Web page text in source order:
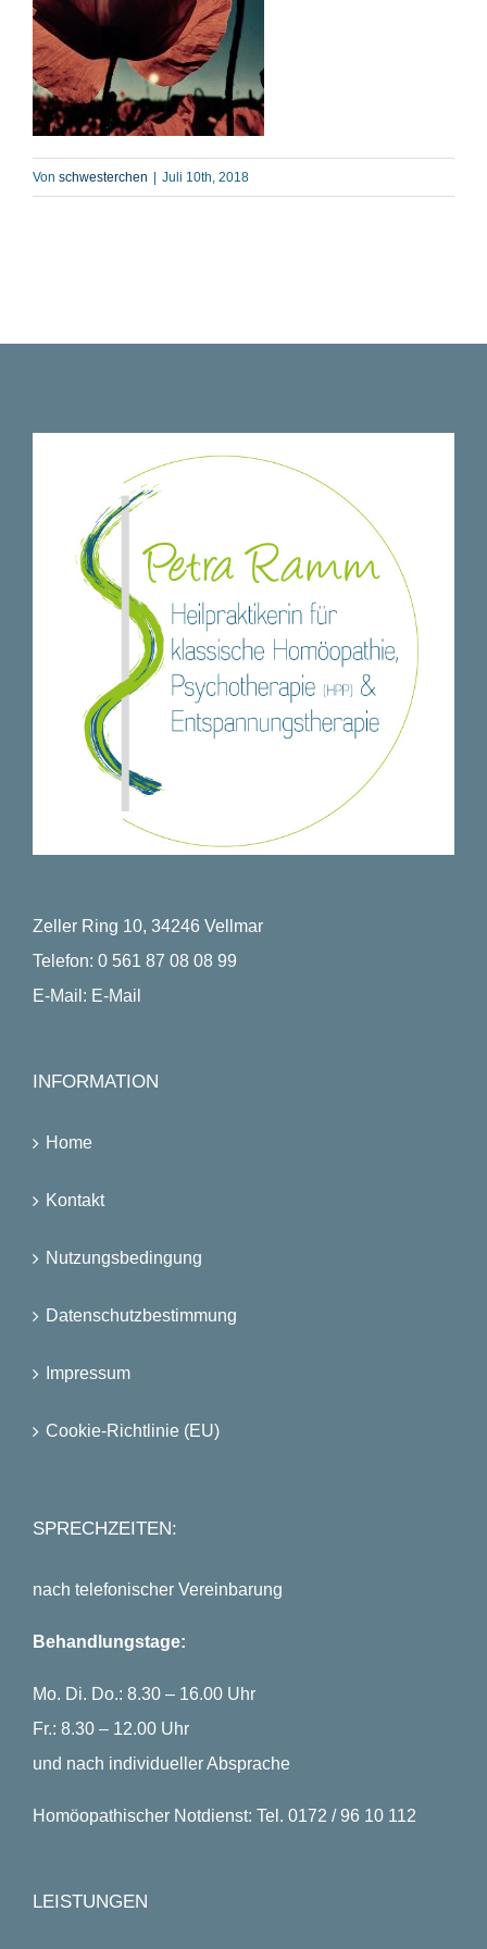
Von schwesterchen Juli 10th, 2018
Zeller Ring 10, 34246 Vellmar
Telefon: 0 561 87 08 08 99
E-Mail: E-Mail
INFORMATION
Home
Kontakt
Nutzungsbedingung
Datenschutzbestimmung
Impressum
Cookie-Richtlinie (EU)
SPRECHZEITEN:
nach telefonischer Vereinbarung
Behandlungstage:
Mo. Di. Do.: 8.30 – 16.00 Uhr
Fr.: 8.30 – 12.00 Uhr
und nach individueller Absprache
Homöopathischer Notdienst: Tel. 0172 / 96 10 112
LEISTUNGEN